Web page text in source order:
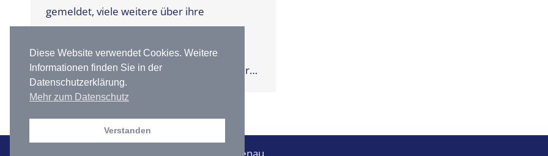
gemeldet, viele weitere über ihre
Grundschulen – und kehrten mit starken
Ergebnissen nach Hause. Besonders
hervorzuheben ist die Schüler-C-Klasse der…
Diese Website verwendet Cookies. Weitere
Informationen finden Sie in der
Datenschutzerklärung.
Mehr zum Datenschutz
Verstanden